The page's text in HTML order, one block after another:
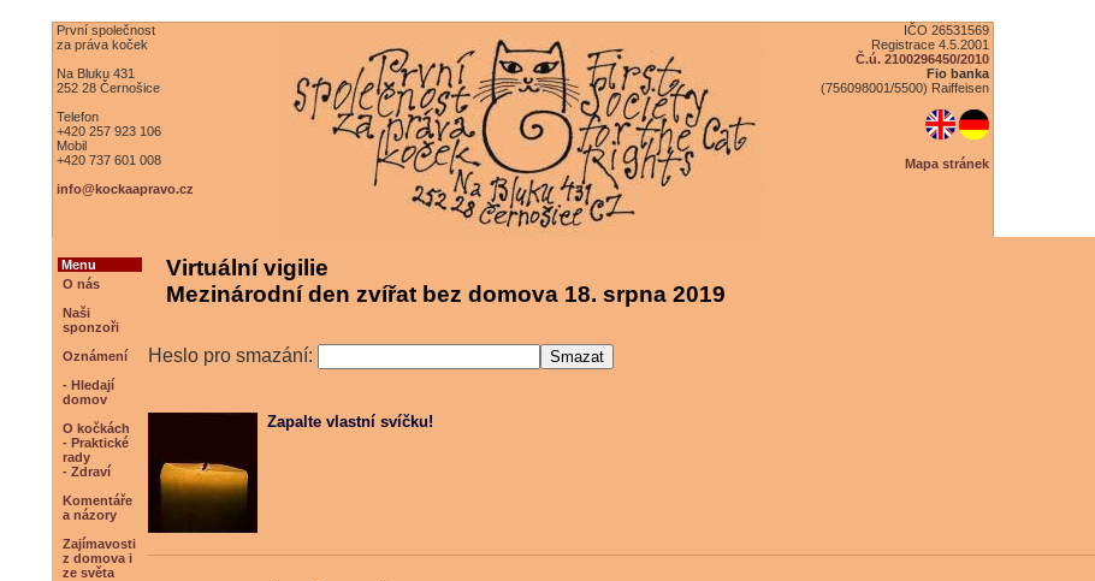
První společnost
za práva koček
Na Bluku 431
252 28 Černošice
Telefon
+420 257 923 106
Mobil
+420 737 601 008
info@kockaapravo.cz
IČO 26531569
Registrace 4.5.2001
Č.ú. 2100296450/2010
Fio banka
(756098001/5500) Raiffeisen
Mapa stránek
Menu
O nás
Naši
sponzoři
Oznámení
- Hledají
domov
O kočkách
- Praktické
rady
- Zdraví
Komentáře
a názory
Zajímavosti
z domova i
ze světa
Virtuální vigilie
Mezinárodní den zvířat bez domova 18. srpna 2019
Heslo pro smazání:
Zapalte vlastní svíčku!